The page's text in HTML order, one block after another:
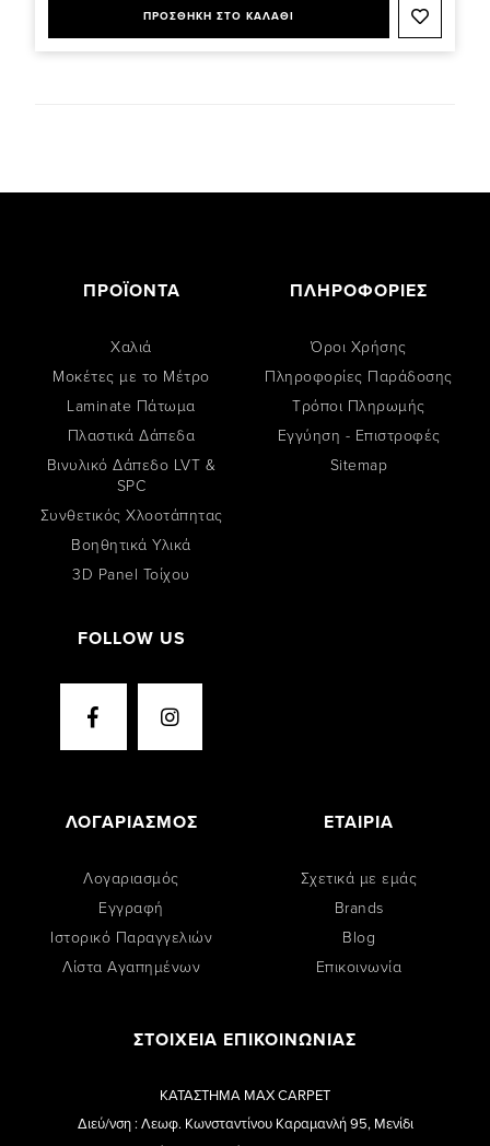
ΠΡΟΣΘΗΚΗ ΣΤΟ ΚΑΛΑΘΙ
ΠΡΟΪΟΝΤΑ
Χαλιά
Μοκέτες με το Μέτρο
Laminate Πάτωμα
Πλαστικά Δάπεδα
Βινυλικό Δάπεδο LVT &
SPC
Συνθετικός Χλοοτάπητας
Βοηθητικά Υλικά
3D Panel Τοίχου
FOLLOW US
ΠΛΗΡΟΦΟΡΙΕΣ
Όροι Χρήσης
Πληροφορίες Παράδοσης
Tρόποι Πληρωμής
Εγγύηση - Επιστροφές
Sitemap
ΛΟΓΑΡΙΑΣΜΟΣ
Λογαριασμός
Εγγραφή
Ιστορικό Παραγγελιών
Λίστα Αγαπημένων
ΕΤΑΙΡΙΑ
Σχετικά με εμάς
Brands
Blog
Επικοινωνία
ΣΤΟΙΧΕΙΑ ΕΠΙΚΟΙΝΩΝΙΑΣ
ΚΑΤΑΣΤΗΜΑ MAX CARPET
Διεύ/νση : Λεωφ. Κωνσταντίνου Καραμανλή 95, Μενίδι